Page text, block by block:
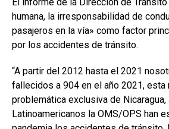
humana, la irresponsabilidad de
pasajeros en la vía» como factor
por los accidentes de tránsito.
“A partir del 2012 hasta el 2021
fallecidos a 904 en el año 2021, esta
problemática exclusiva de Nicaragua,
Latinoamericanos la OMS/OPS han